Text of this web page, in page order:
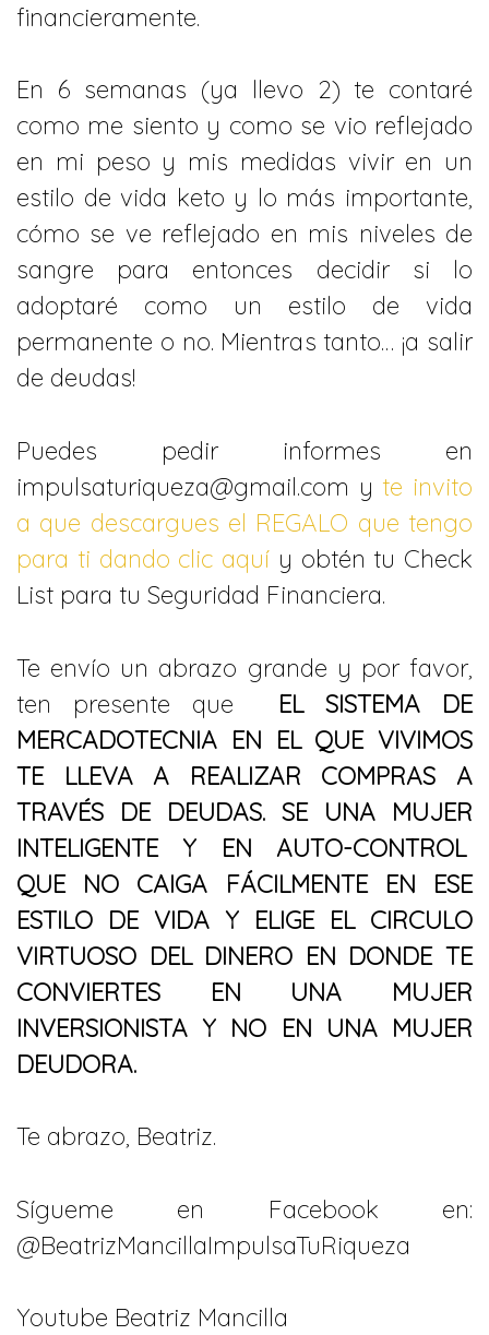
financieramente.
En 6 semanas (ya llevo 2) te contaré
como me siento y como se vio reflejado
en mi peso y mis medidas vivir en un
estilo de vida keto y lo más importante,
cómo se ve reflejado en mis niveles de
sangre para entonces decidir si lo
adoptaré como un estilo de vida
permanente o no. Mientras tanto… ¡a salir
de deudas!
Puedes pedir informes en
impulsaturiqueza@gmail.com y te invito
a que descargues el REGALO que tengo
para ti dando clic aquí y obtén tu Check
List para tu Seguridad Financiera.
Te envío un abrazo grande y por favor,
ten presente que
EL SISTEMA DE
MERCADOTECNIA EN EL QUE VIVIMOS
TE LLEVA A REALIZAR COMPRAS A
TRAVÉS DE DEUDAS. SE UNA MUJER
INTELIGENTE Y EN AUTO-CONTROL
QUE NO CAIGA FÁCILMENTE EN ESE
ESTILO DE VIDA Y ELIGE EL CIRCULO
VIRTUOSO DEL DINERO EN DONDE TE
CONVIERTES EN UNA MUJER
INVERSIONISTA Y NO EN UNA MUJER
DEUDORA.
Te abrazo, Beatriz.
Sígueme en Facebook en:
@BeatrizMancillaImpulsaTuRiqueza
Youtube Beatriz Mancilla